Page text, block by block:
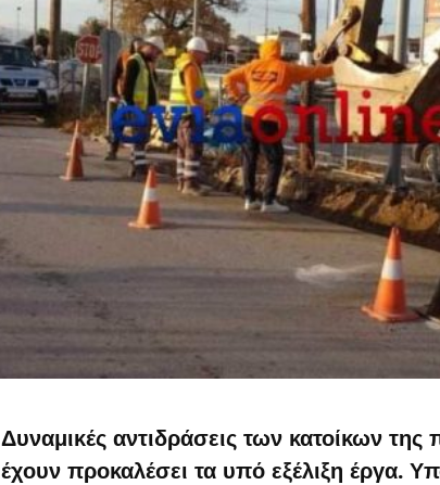
Δυναμικές αντιδράσεις των κατοίκων της
έχουν προκαλέσει τα υπό εξέλιξη έργα.